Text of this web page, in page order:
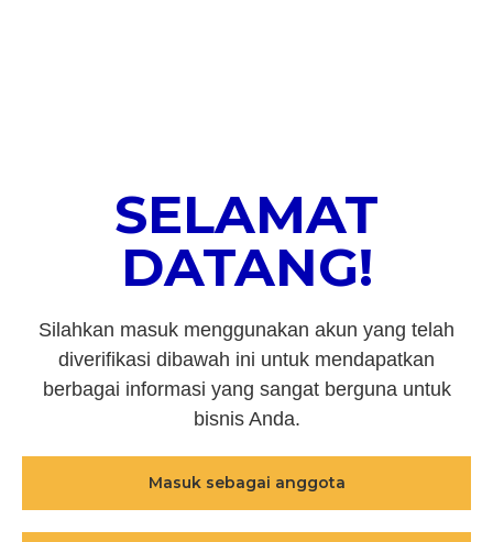
SELAMAT
DATANG!
Silahkan masuk menggunakan akun yang telah
diverifikasi dibawah ini untuk mendapatkan
berbagai informasi yang sangat berguna untuk
bisnis Anda.
Masuk sebagai anggota